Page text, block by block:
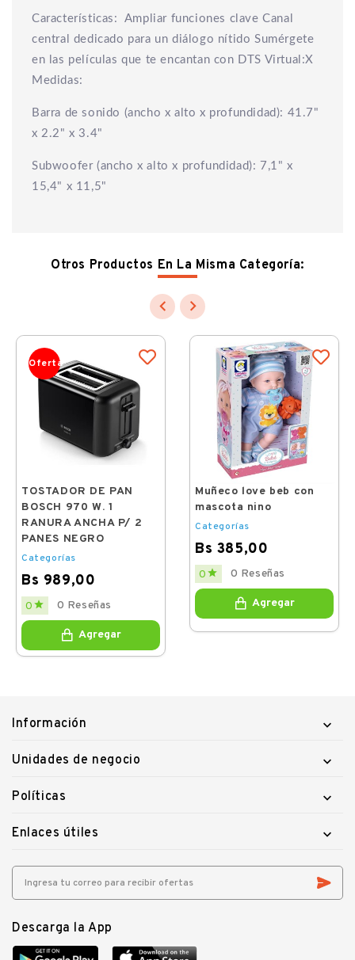
Características: Ampliar funciones clave Canal
central dedicado para un diálogo nítido Sumérgete
en las películas que te encantan con DTS Virtual:X
Medidas:
Barra de sonido (ancho x alto x profundidad): 41.7"
x 2.2" x 3.4"
Subwoofer (ancho x alto x profundidad): 7,1" x
15,4" x 11,5"
Otros Productos En La Misma Categoría:
 
Oferta
TOSTADOR DE PAN
BOSCH 970 W. 1
RANURA ANCHA P/ 2
PANES NEGRO
Categorías
Bs 989,00
Price
0  0 Reseñas
Agregar
Muñeco love beb con
mascota nino
Categorías
Bs 385,00
Price
0  0 Reseñas
Agregar
Información 
Unidades de negocio 
Políticas 
Enlaces útiles 
Descarga la App